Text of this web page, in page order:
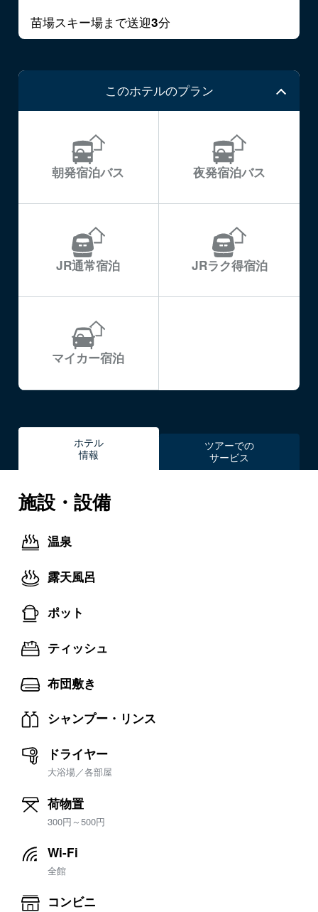
苗場スキー場まで送迎3分
このホテルのプラン
朝発宿泊バス 夜発宿泊バス
JR通常宿泊 JRラク得宿泊
マイカー宿泊
ホテル
情報
ツアーでの
サービス
施設・設備
温泉
露天風呂
ポット
ティッシュ
布団敷き
シャンプー・リンス
ドライヤー
大浴場／各部屋
荷物置
300円～500円
Wi-Fi
全館
コンビニ